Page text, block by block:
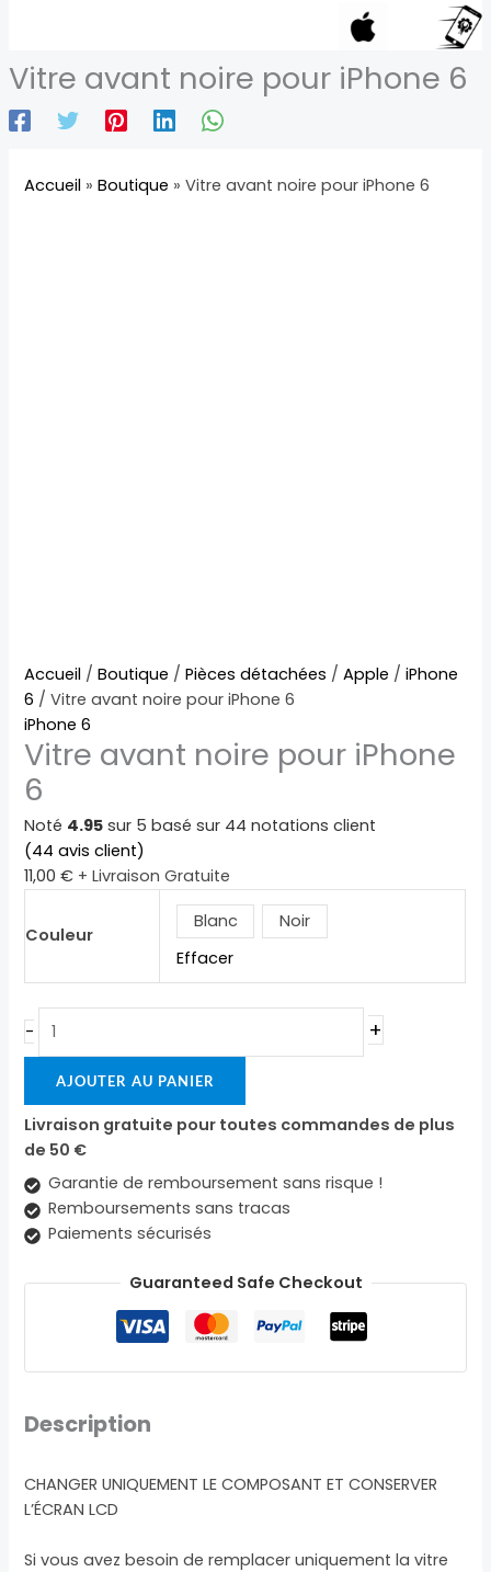
Vitre avant noire pour iPhone 6
Accueil »Boutique »Vitre avant noire pour iPhone 6
Accueil /Boutique /Pièces détachées /Apple /iPhone
6 / Vitre avant noire pour iPhone 6
iPhone 6
Vitre avant noire pour iPhone
6
Noté 4.95 sur 5 basé sur 44 notations client
(44 avis client)
11,00€ + Livraison Gratuite
Couleur
Blanc
Noir
Effacer
-
quantité
de
Vitre
avant
noire
pour
iPhone
6
+
AJOUTER AU PANIER
Livraison gratuite pour toutes commandes de plus
de 50 €
Garantie de remboursement sans risque !
Remboursements sans tracas
Paiements sécurisés
Guaranteed Safe Checkout
Description
CHANGER UNIQUEMENT LE COMPOSANT ET CONSERVER
L’ÉCRAN LCD
Si vous avez besoin de remplacer uniquement la vitre